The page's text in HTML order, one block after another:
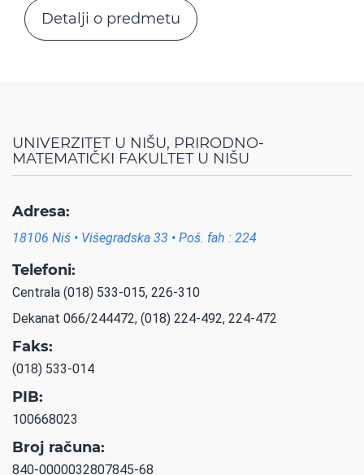
Detalji o predmetu
UNIVERZITET U NIŠU, PRIRODNO-
MATEMATIČKI FAKULTET U NIŠU
Adresa:
18106 Niš • Višegradska 33 • Poš. fah : 224
Telefoni:
Centrala (018) 533-015, 226-310
Dekanat 066/244472, (018) 224-492, 224-472
Faks:
(018) 533-014
PIB:
100668023
Broj računa:
840-0000032807845-68